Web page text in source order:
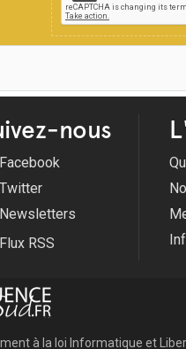
nous
Facebook
Twitter
Newsletters
Flux RSS
à la loi Informatique et